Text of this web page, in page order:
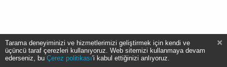
Tarama deneyiminizi ve hizmetlerimizi geliştirmek için kendi ve
üçüncü taraf çerezleri kullanıyoruz. Web sitemizi kullanmaya devam
ederseniz, bu Çerez politikası'i kabul ettiğinizi anlıyoruz.